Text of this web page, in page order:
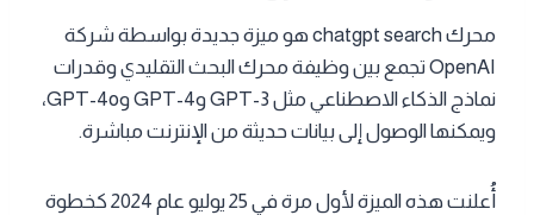
محرك chatgpt search هو ميزة جديدة بواسطة شركة
OpenAI تجمع بين وظيفة محرك البحث التقليدي وقدرات
نماذج الذكاء الاصطناعي مثل GPT-3 وGPT-4 وGPT-4o،
ويمكنها الوصول إلى بيانات حديثة من الإنترنت مباشرة.
أُعلنت هذه الميزة لأول مرة في 25 يوليو عام 2024 كخطوة